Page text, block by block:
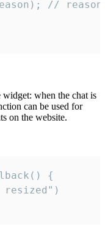
//
widget: when the chat is
can be used for
on the website.
{
resized")